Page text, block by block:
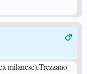
milanese),Trezzano